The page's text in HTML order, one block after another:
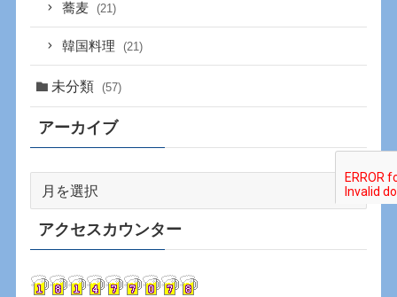
蕎麦 (21)
韓国料理 (21)
未分類 (57)
アーカイブ
カ
イ
アクセスカウンター